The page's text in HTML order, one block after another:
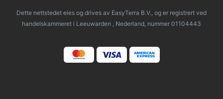
Dette nettstedet eies og drives av EasyTerra B.V., og er registrert ved
handelskammeret i Leeuwarden , Nederland, nummer 01104443